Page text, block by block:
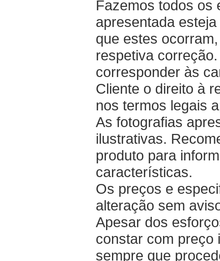
Fazemos todos os
apresentada
que estes
respetiva
corresponder às
Cliente o direito à
nos termos legais
As fotografias
ilustrativas.
produto para
características.
Os preços e
alteração sem
Apesar dos
constar com preço
sempre que